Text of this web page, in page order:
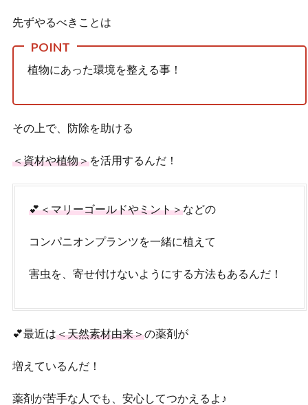
先ずやるべきことは
植物にあった環境を整える事！
その上で、防除を助ける
＜資材や植物＞を活用するんだ！
💕＜マリーゴールドやミント＞などの
コンパニオンプランツを一緒に植えて
害虫を、寄せ付けないようにする方法もあるんだ！
💕最近は＜天然素材由来＞の薬剤が
増えているんだ！
薬剤が苦手な人でも、安心してつかえるよ♪